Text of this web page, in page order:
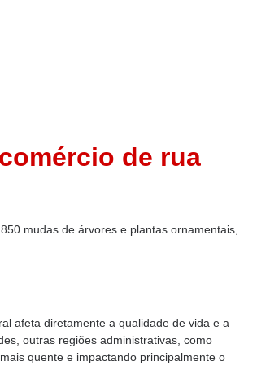
de rua
mudas de árvores e plantas ornamentais,
afeta diretamente a qualidade de vida e a
outras regiões administrativas, como
quente e impactando principalmente o